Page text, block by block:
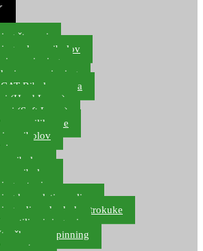
štapovi
role za ribolov
za spinning
za spinning
Ribolov soma
(Hard Lures)
(Soft Lures)
za silikonce
za ribolov
ribolov
za ribolov
setovi
kompleti varalica
udice, dvokuke, trokuke
vrtilice i ringovi
škare za spinning
pastrve